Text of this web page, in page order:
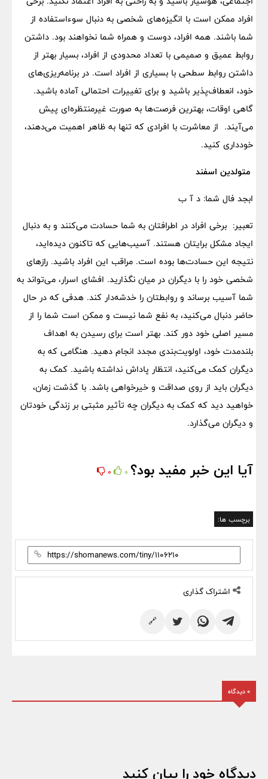
افراد ممکن است با انگیزه‌های شخصی به دنبال سوءاستفاده از
شما باشند. همه افراد، دوست و همراه شما نخواهند بود. داشتن
روابط عمیق و صمیمی با تعداد محدودی از افراد، بسیار بهتر از
داشتن روابط سطحی با بسیاری از افراد است. در برنامه‌ریزی‌های
خود، انعطاف‌پذیر باشید و برای تغییرات احتمالی آماده باشید.
گاهی اوقات، بهترین فرصت‌ها به صورت غیرمنتظره‌ای پیش
می‌آیند. از معاشرت با افرادی که تنها به ظاهر اهمیت می‌دهند،
خودداری کنید.
متولدین اسفند
ابجد فال شما: د آ ب
تعبیر: برخی افراد در اطرافتان به شما حسادت می‌کنند و به دنبال
ایجاد مشکل برایتان هستند. آسیب‌هایی که تاکنون دیده‌اید،
نتیجه این حسادت‌ها بوده است. مراقب این افراد باشید. رازهای
شخصی خود را با دیگران در میان نگذارید. افشای اسرار، می‌تواند به
شما آسیب برساند و روابطتان را خدشه‌دار کند. هدفی که در حال
حاضر دنبال می‌کنید، به نفع شما نیست و ممکن است شما را از
مسیر اصلی خود دور کند. بهتر است برای رسیدن به اهداف
بلندمدت خود، اولویت‌بندی مجدد انجام دهید. هنگامی که به
دیگران کمک می‌کنید، انتظار پاداش نداشته باشید. کمک به
دیگران باید از روی صداقت و خیرخواهی باشد. با گذشت زمان،
خواهید دید که کمک به دیگران چه تأثیر مثبتی بر زندگی خودتان
و دیگران می‌گذارد.
آیا این خبر مفید بود؟ 0
0
برچسب ها:
اشتراک گذاری
🔗
0 دیدگاه
دیدگاه خود را بیان کنید